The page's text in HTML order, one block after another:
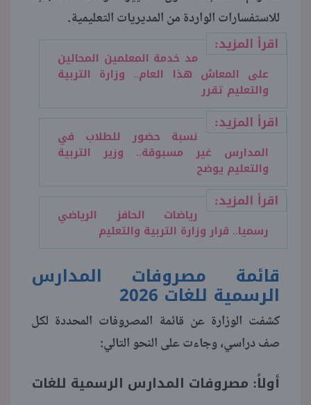
للاستفسارات الواردة من المديريات التعليمية.
اقرأ المزيد:
مد خدمة المعلمين المحالين
على المعاش هذا العام.. وزارة التربية
والتعليم تقرر
اقرأ المزيد:
نسبة حضور للطلاب في
المدارس غير مسبوقة.. وزير التربية
والتعليم يوضح
اقرأ المزيد:
رياضات الحافز الرياضي
رسميا.. قرار وزارة التربية والتعليم
قائمة مصروفات المدارس
الرسمية للغات 2026
كشفت الوزارة عن قائمة المصروفات المحددة لكل
صف دراسي، وجاءت على النحو التالي:
أولاً: مصروفات المدارس الرسمية للغات